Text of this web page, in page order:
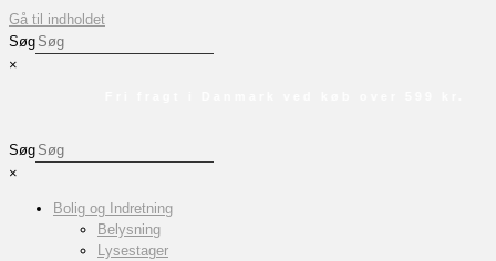
Gå til indholdet
Søg
×
Søg
×
Bolig og Indretning
Belysning
Lysestager